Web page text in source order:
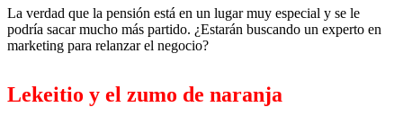
La verdad que la pensión está en un lugar muy especial y se le
podría sacar mucho más partido. ¿Estarán buscando un experto en
marketing para relanzar el negocio?
Lekeitio y el zumo de naranja